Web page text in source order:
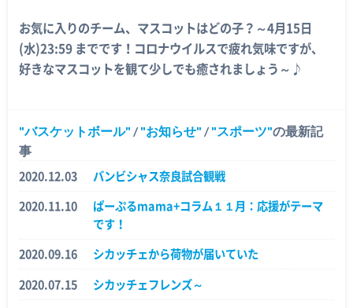
お気に入りのチーム、マスコットはどの子？～4月15日
(水)23:59 までです！コロナウイルスで疲れ気味ですが、
好きなマスコットを観て少しでも癒されましょう～♪
バスケットボール / お知らせ / スポーツ の最新記
事
2020.12.03 バンビシャス奈良試合観戦
2020.11.10
ぱーぷるmama+コラム１１月：応援がテーマ
です！
2020.09.16 シカッチェから荷物が届いていた
2020.07.15 シカッチェフレンズ～